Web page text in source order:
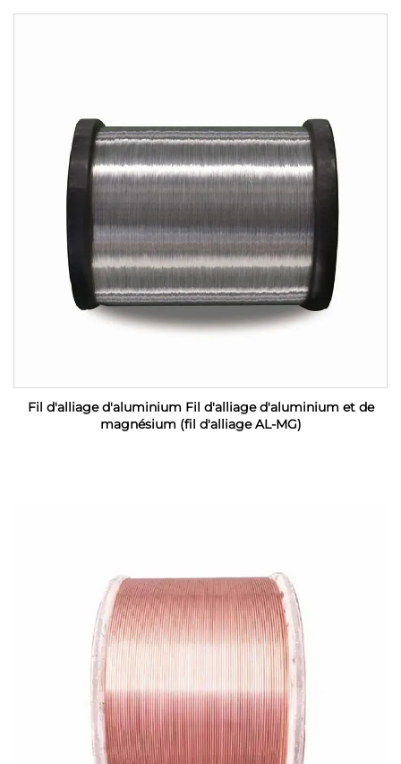
Fil d'alliage d'aluminium Fil d'alliage d'aluminium et de
magnésium (fil d'alliage AL-MG)